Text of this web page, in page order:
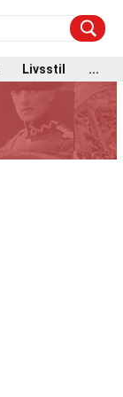
Livsstil ...